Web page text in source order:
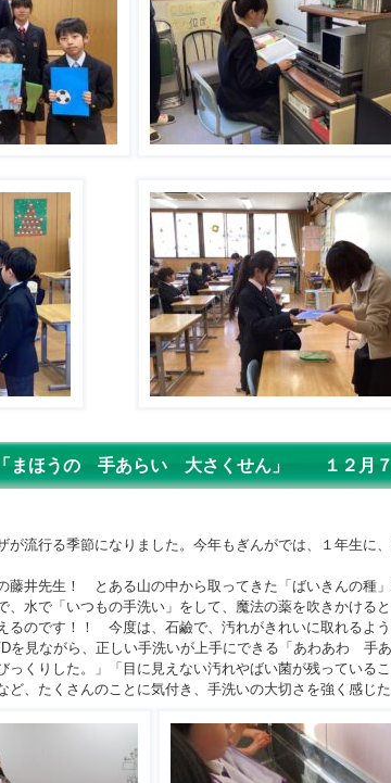
ほうの 手あらい 大さくせん」 １２月７
流行る季節になりました。今年もぎんがでは、１年生に
藤井先生！ とある山の中から取ってきた「ばいきんの種
、水で「いつもの手洗い」をして、魔法の薬を吹きかける
るのです！！ 今度は、石鹼で、汚れがきれいに取れるよう
を見ながら、正しい手洗いが上手にできる「あわあわ 手
っくりした。」「目に見えない汚れやばい菌が残っている
ど、たくさんのことに気付き、手洗いの大切さを強く感じた